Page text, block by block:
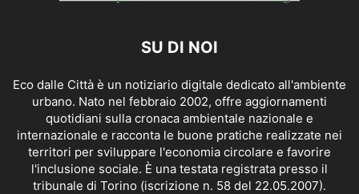
SU DI NOI
Eco dalle Città è un notiziario digitale dedicato all'ambiente
urbano. Nato nel febbraio 2002, offre aggiornamenti
quotidiani sulla cronaca ambientale nazionale e
internazionale e racconta le buone pratiche realizzate nei
territori per sviluppare l'economia circolare e favorire
l'inclusione sociale. È una testata registrata presso il
tribunale di Torino (iscrizione n. 58 del 22.05.2007).